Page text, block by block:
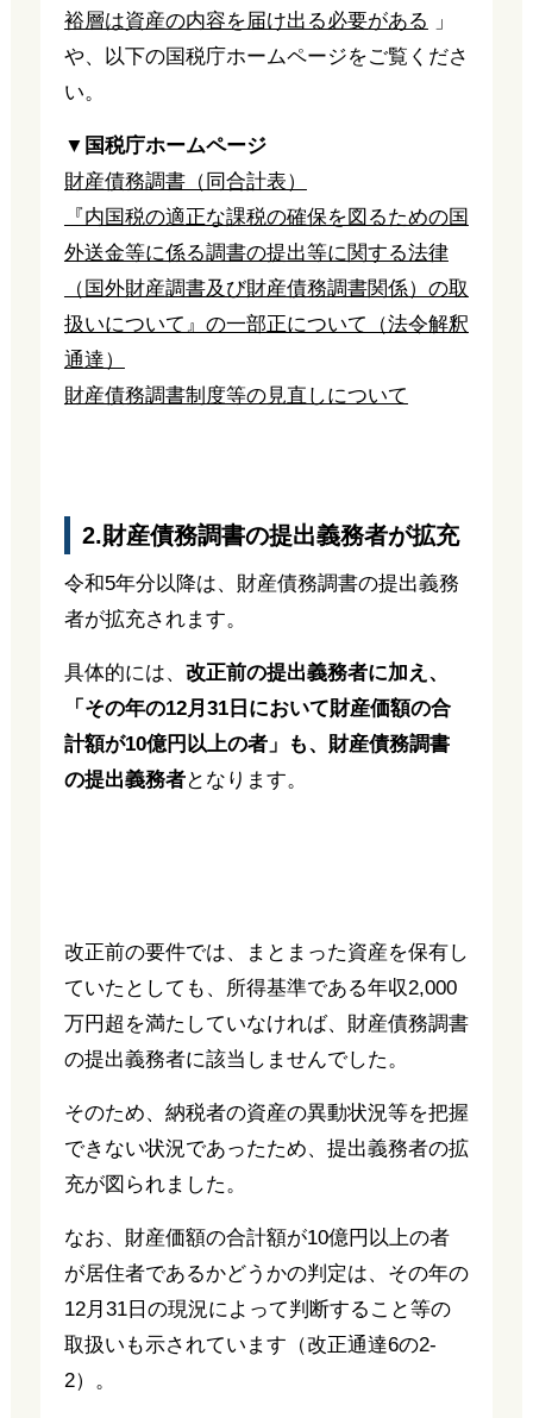
裕層は資産の内容を届け出る必要がある
」
や、以下の国税庁ホームページをご覧くださ
い。
▼国税庁ホームページ
財産債務調書（同合計表）
『内国税の適正な課税の確保を図るための国
外送金等に係る調書の提出等に関する法律
（国外財産調書及び財産債務調書関係）の取
扱いについて』の一部正について（法令解釈
通達）
財産債務調書制度等の見直しについて
2.財産債務調書の提出義務者が拡充
令和5年分以降は、財産債務調書の提出義務
者が拡充されます。
具体的には、 改正前の提出義務者に加え、
「その年の12月31日において財産価額の合
計額が10億円以上の者」も、財産債務調書
の提出義務者となります。
改正前の要件では、まとまった資産を保有し
ていたとしても、所得基準である年収2,000
万円超を満たしていなければ、財産債務調書
の提出義務者に該当しませんでした。
そのため、納税者の資産の異動状況等を把握
できない状況であったため、提出義務者の拡
充が図られました。
なお、財産価額の合計額が10億円以上の者
が居住者であるかどうかの判定は、その年の
12月31日の現況によって判断すること等の
取扱いも示されています（改正通達6の2-
2）。